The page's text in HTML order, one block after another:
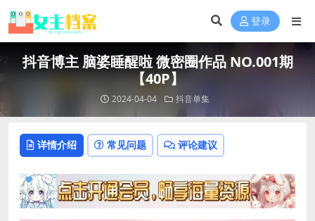
登录
抖音博主 脑婆睡醒啦 微密圈作品 NO.001期
【40P】
2024-04-04 抖音单集
详情介绍 常见问题 评论建议